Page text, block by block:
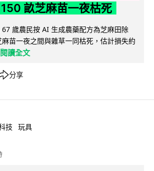
畝芝麻苗一夜枯死
歲農民按 AI 生成農藥配方為芝麻田除
苗一夜之間與雜草一同枯死，估計損失約
閱讀全文
分享
技 玩具